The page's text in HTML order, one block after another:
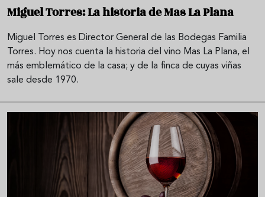
Miguel Torres: La historia de Mas La Plana
Miguel Torres es Director General de las Bodegas Familia
Torres. Hoy nos cuenta la historia del vino Mas La Plana, el
más emblemático de la casa; y de la finca de cuyas viñas
sale desde 1970.